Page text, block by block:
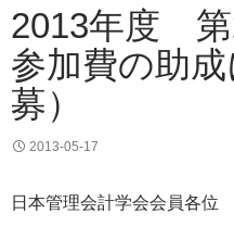
2013年度
参加費の助
募）
2013-05-17
日本管理会計学会会員各位